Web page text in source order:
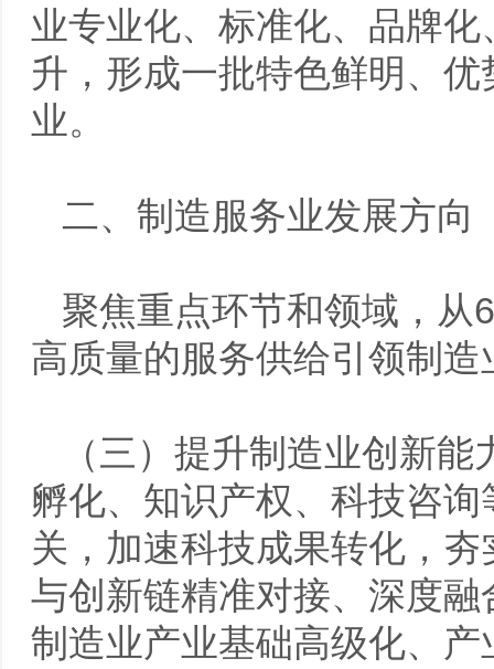
业专业化、标准化、品牌
升，形成一批特色鲜明、
业。
二、制造服务业发展方向
聚焦重点环节和领域，从
高质量的服务供给引领制
（三）提升制造业创新
孵化、知识产权、科技咨
关，加速科技成果转化，
与创新链精准对接、深度
制造业产业基础高级化、